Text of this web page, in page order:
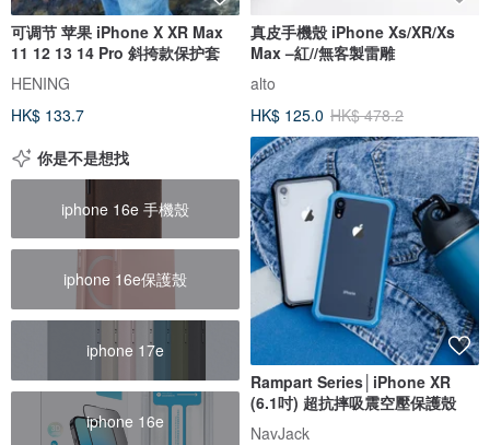
可调节 苹果 iPhone X XR Max
11 12 13 14 Pro 斜挎款保护套
HENING
HK$ 133.7
真皮手機殼 iPhone Xs/XR/Xs
Max –紅//無客製雷雕
alto
HK$ 125.0 HK$ 478.2
你是不是想找
iphone 16e 手機殼
iphone 16e保護殼
iphone 17e
iphone 16e
Rampart Series│iPhone XR
(6.1吋) 超抗摔吸震空壓保護殼
NavJack